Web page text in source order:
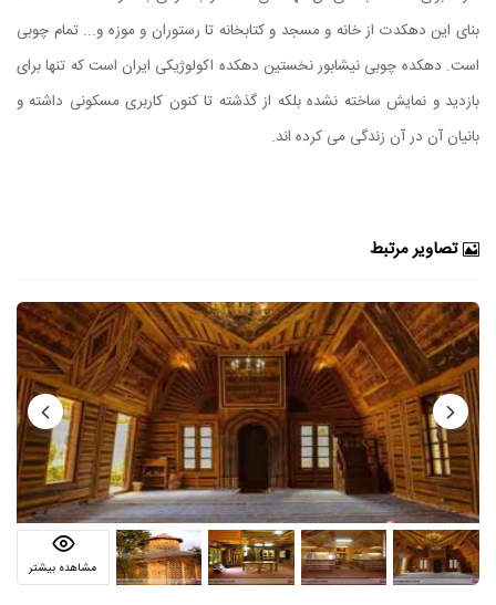
بنای این دهکدت از خانه و مسجد و کتابخانه تا رستوران و موزه و... تمام چوبی
است. دهکده چوبی نیشابور نخستین دهکده اکولوژیکی ایران است که تنها برای
بازدید و نمایش ساخته نشده بلکه از گذشته تا کنون کاربری مسکونی داشته و
بانیان آن در آن زندگی می کرده اند.
تصاویر مرتبط
مشاهده بیشتر